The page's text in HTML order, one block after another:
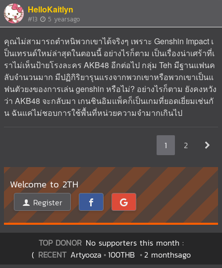
HelloKaitlyn
#13 5 yearsago
คุณไม่สามารถตำหนิพวกเขาได้จริงๆ เพราะ Genshin Impact เ
ป็นเทรนด์ใหม่ล่าสุดในตอนนี้ อย่างไรก็ตาม เป็นเรื่องน่าเศร้าที่เ
ราไม่เห็นป้ายโรงละคร AKB48 อีกต่อไป กลุ่ม Teh มีฐานแฟนค
ลับจำนวนมาก มีปฏิกิริยารุนแรงจากพวกเขาหรือพวกเขาเป็นแ
ฟนตัวยงของการเล่น genshin หรือไม่? อย่างไรก็ตาม ยังคงหวัง
ว่า AKB48 จะกลับมา เกนชินอิมแพ็คก็เป็นเกมที่ยอดเยี่ยมเช่นกั
น ฉันแค่ไม่ชอบการใช้พื้นที่หน่วยความจำมากเกินไป
1 2
Welcome to 2TH
Register
TOP DONOR No supporters this month :
( RECENT Artyooza 100THB 2 monthsago